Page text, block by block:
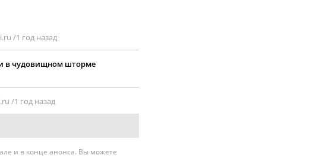
/1 год назад
в чудовищном шторме
/1 год назад
и в конце анонса. Вы можете